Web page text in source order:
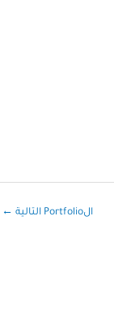
الPortfolio التالية ←